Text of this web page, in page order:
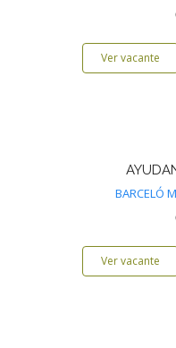
Ver vacante
BARCELÓ
Ver vacante